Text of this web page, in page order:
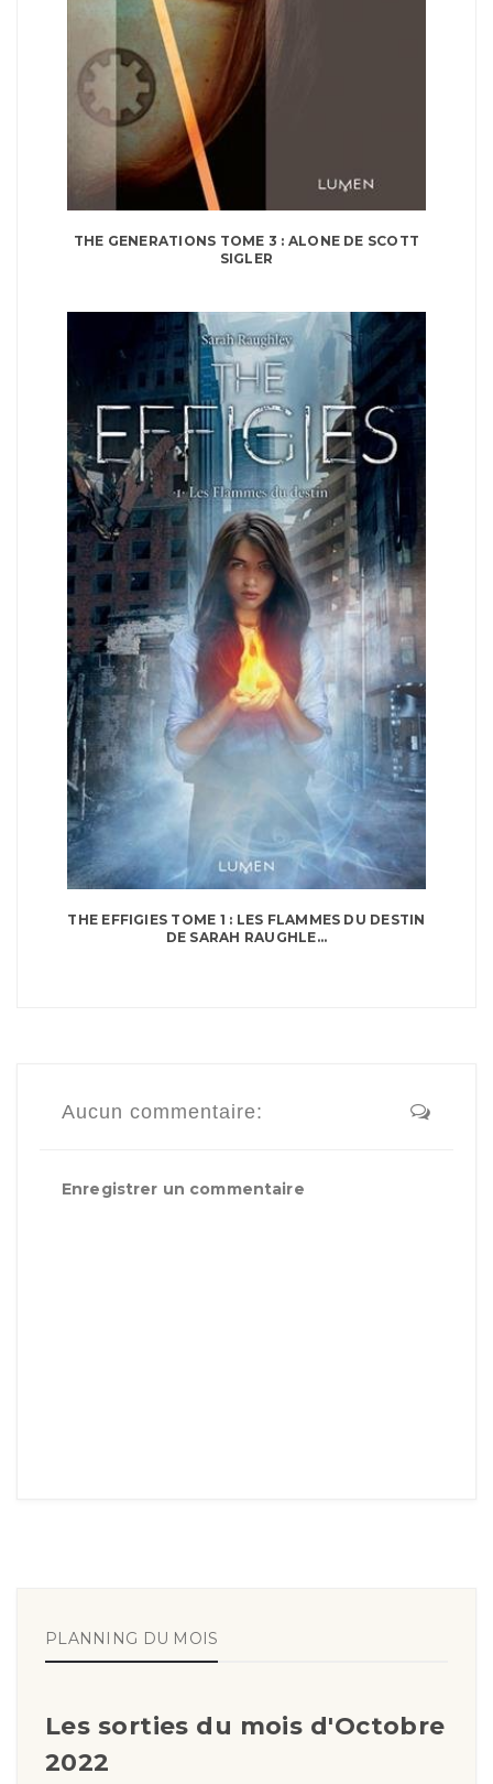
THE GENERATIONS TOME 3 : ALONE DE SCOTT
SIGLER
THE EFFIGIES TOME 1 : LES FLAMMES DU DESTIN
DE SARAH RAUGHLE...
Aucun commentaire:
Enregistrer un commentaire
PLANNING DU MOIS
Les sorties du mois d'Octobre
2022